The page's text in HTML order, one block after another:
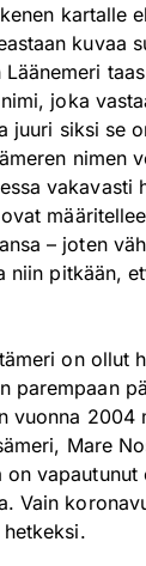
kartalle
kuvaa
joka
juuri siksi se
nimen
vakavasti
– joten
niin pitkään,
on ollut
parempaan
vuonna 2004
Mare
vapautunut
Vain